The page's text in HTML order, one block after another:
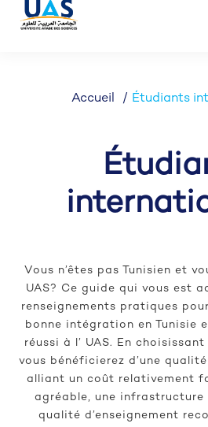
Accueil Étudiants
Vous n’êtes pas Tunisien et
UAS? Ce guide qui vous est
renseignements pratiques
bonne intégration en Tunisie
réussi à l’ UAS. En
vous bénéficierez d’une
alliant un coût relativement
agréable, une infrastructure
qualité d’enseignement